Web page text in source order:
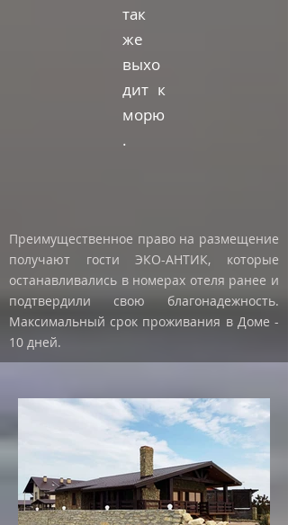
так
же
выхо
дит к
морю
.
Преимущественное право на размещение
получают гости ЭКО-АНТИК, которые
останавливались в номерах отеля ранее и
подтвердили свою благонадежность.
Максимальный срок проживания в Доме -
10 дней.